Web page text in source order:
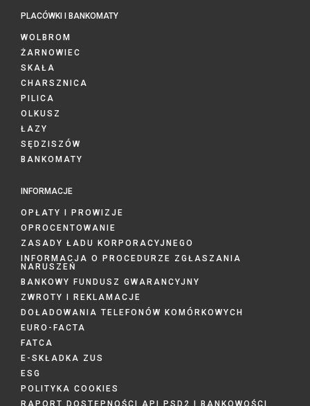
PLACÓWKI I BANKOMATY
WOLBROM
ŻARNOWIEC
SKAŁA
CHARSZNICA
PILICA
OLKUSZ
ŁAZY
SĘDZISZÓW
BANKOMATY
INFORMACJE
OPŁATY I PROWIZJE
OPROCENTOWANIE
ZASADY ŁADU KORPORACYJNEGO
INFORMACJA O PROCEDURZE ZGŁASZANIA
NARUSZEŃ
BANKOWY FUNDUSZ GWARANCYJNY
ZWROTY I REKLAMACJE
DOŁADOWANIA TELEFONÓW KOMÓRKOWYCH
EURO-FACTA
FATCA
E-SKŁADKA ZUS
ESG
POLITYKA COOKIES
RAPORT DOSTĘPNOŚCI API PSD2 I BANKOWOŚCI